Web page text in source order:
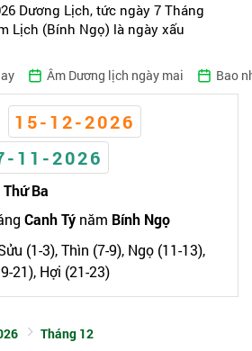
Dương Lịch, tức ngày 7 Tháng
Lịch (Bính Ngọ) là ngày xấu
Âm Dương lịch ngày mai Bao
15-12-2026
11-2026
Thứ Ba
Canh Tý năm Bính Ngọ
(1-3), Thìn (7-9), Ngọ (11-13),
21), Hợi (21-23)
Tháng 12